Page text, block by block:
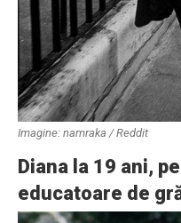
Imagine: namraka / Reddit
Diana la 19 ani,
educatoare de